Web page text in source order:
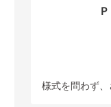
様式を問わず、